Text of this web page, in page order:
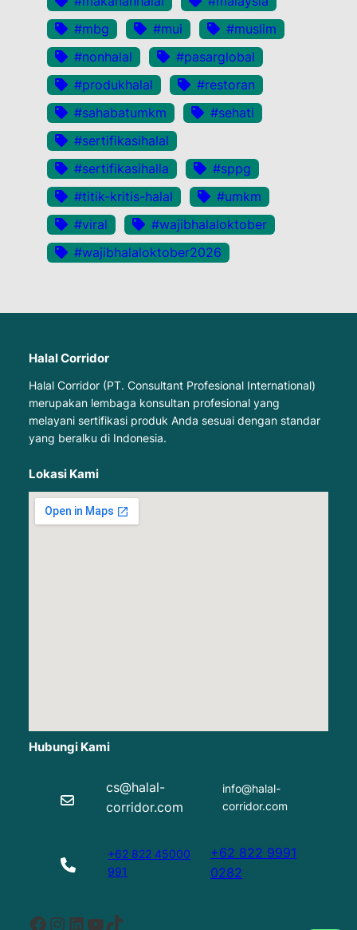
#mbg
#mui
#muslim
#nonhalal
#pasarglobal
#produkhalal
#restoran
#sahabatumkm
#sehati
#sertifikasihalal
#sertifikasihalla
#sppg
#titik-kritis-halal
#umkm
#viral
#wajibhalaloktober
#wajibhalaloktober2026
Halal Corridor
Halal Corridor (PT. Consultant Profesional International)
merupakan lembaga konsultan profesional yang
melayani sertifikasi produk Anda sesuai dengan standar
yang beralku di Indonesia.
Lokasi Kami
Hubungi Kami
cs@halal-
corridor.com
info@halal-
corridor.com
+62 822 45000
991
+62 822 9991
0282
Facebook Instagram LinkedIn YouTube TikTok